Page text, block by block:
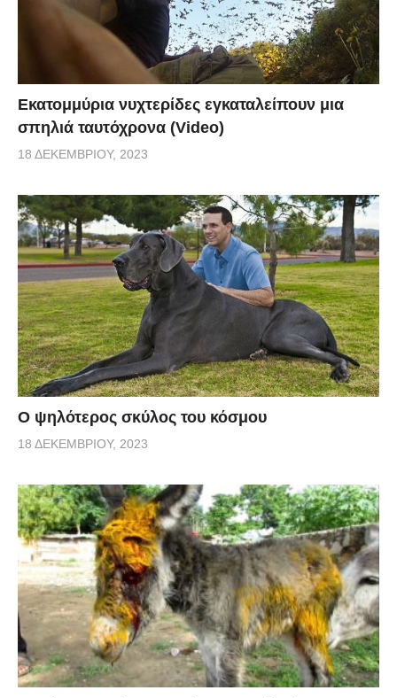
Εκατομμύρια νυχτερίδες εγκαταλείπουν μια
σπηλιά ταυτόχρονα (Video)
18 ΔΕΚΕΜΒΡΊΟΥ, 2023
Ο ψηλότερος σκύλος του κόσμου
18 ΔΕΚΕΜΒΡΊΟΥ, 2023